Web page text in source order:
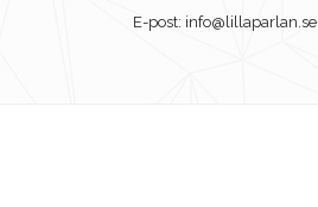
E-post: info@lillaparlan.se